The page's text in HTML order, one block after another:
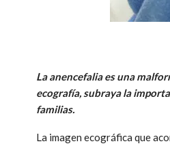
La anencefalia es una
ecografía, subraya la
familias.
La imagen ecográfica que